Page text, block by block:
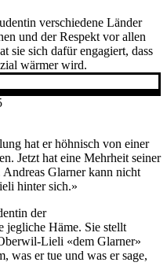
verschiedene Länder
und der Respekt vor allen
sie sich dafür engagiert, dass
wärmer wird.
hat er höhnisch von einer
Jetzt hat eine Mehrheit seiner
Glarner kann nicht
hinter sich.»
der
jegliche Häme. Sie stellt
Lieli «dem Glarner»
was er tue und was er sage,